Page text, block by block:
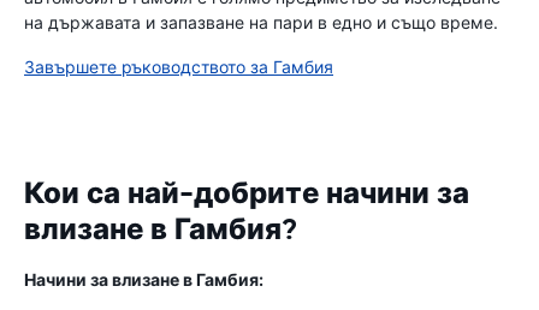
на държавата и запазване на пари в едно и също време.
Завършете ръководството за Гамбия
Кои са най-добрите начини за
влизане в Гамбия?
Начини за влизане в Гамбия: